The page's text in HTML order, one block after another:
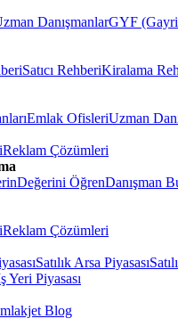
DanışmanlarGYF
Satıcı RehberiKiralama
Emlak OfisleriUzman
Reklam Çözümleri
Değerini ÖğrenDanışman
Reklam Çözümleri
Satılık Arsa Piyasası
Yeri Piyasası
Blog